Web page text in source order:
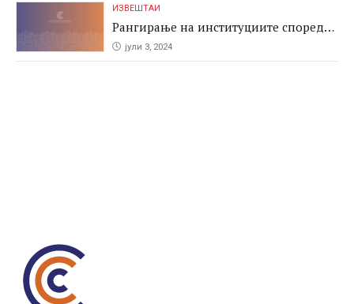
ИЗВЕШТАИ
Рангирање на институциите според
антикорупциските перформаси во
јавните набавки
јули 3, 2024